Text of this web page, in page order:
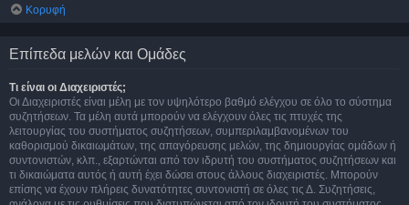
Κορυφή
Επίπεδα μελών και Ομάδες
Τι είναι οι Διαχειριστές;
Οι Διαχειριστές είναι μέλη με τον υψηλότερο βαθμό ελέγχου σε όλο το σύστημα
συζητήσεων. Τα μέλη αυτά μπορούν να ελέγχουν όλες τις πτυχές της
λειτουργίας του συστήματος συζητήσεων, συμπεριλαμβανομένων του
καθορισμού δικαιωμάτων, της απαγόρευσης μελών, της δημιουργίας ομάδων ή
συντονιστών, κλπ., εξαρτώνται από τον ιδρυτή του συστήματος συζητήσεων και
τι δικαιώματα αυτός ή αυτή έχει δώσει στους άλλους διαχειριστές. Μπορούν
επίσης να έχουν πλήρεις δυνατότητες συντονιστή σε όλες τις Δ. Συζητήσεις,